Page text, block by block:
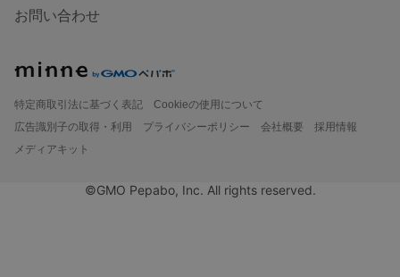
お問い合わせ
特定商取引法に基づく表記
Cookieの使用について
広告識別子の取得・利用
プライバシーポリシー 会社概要
採用情報
メディアキット
©GMO Pepabo, Inc. All rights reserved.